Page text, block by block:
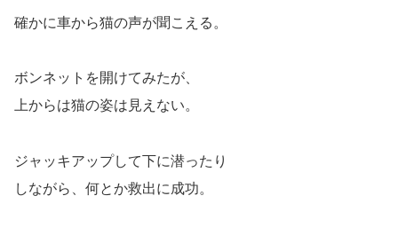
確かに車から猫の声が聞こえる。
ボンネットを開けてみたが、
上からは猫の姿は見えない。
ジャッキアップして下に潜ったり
しながら、何とか救出に成功。